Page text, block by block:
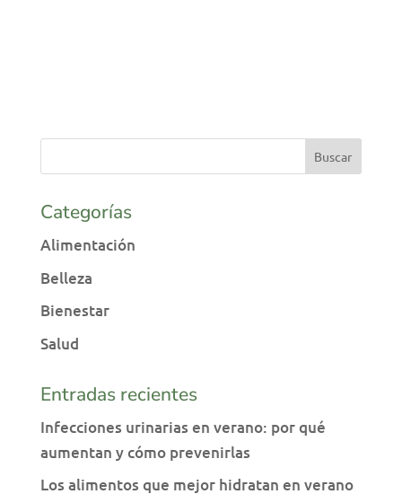
Categorías
Alimentación
Belleza
Bienestar
Salud
Entradas recientes
Infecciones urinarias en verano: por qué
aumentan y cómo prevenirlas
Los alimentos que mejor hidratan en verano